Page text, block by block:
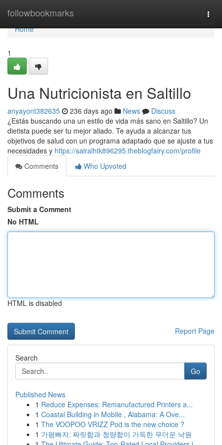
followbookmarks
Home
Home
1
Una Nutricionista en Saltillo
anyayont382635 236 days ago News
Discuss
¿Estás buscando una un estilo de vida más sano en Saltillo? Un
dietista puede ser tu mejor aliado. Te ayuda a alcanzar tus
objetivos de salud con un programa adaptado que se ajuste a tus
necesidades y https://sairalhtk896295.theblogfairy.com/profile
Comments
Who Upvoted
Comments
Submit a Comment
No HTML
HTML is disabled
Report Page
Search
Go
Published News
1 Reduce Expenses: Remanufactured Printers a...
1 Coastal Building in Mobile , Alabama: A Ove...
1 The VOOPOO VRIZZ Pod is the new choice ?
1 가평빠지: 짜릿함과 청량함이 가득한 무더운 낙원